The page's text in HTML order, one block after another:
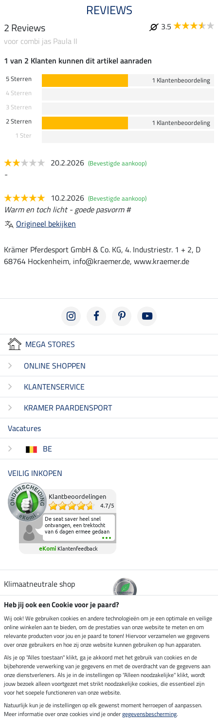
REVIEWS
2 Reviews
3.5
voor combi jas Paula II
1 van 2 Klanten kunnen dit artikel aanraden
5 Sterren
1 Klantenbeoordeling
4 Sterren
3 Sterren
2 Sterren
1 Klantenbeoordeling
1 Ster
20.2.2026 (Bevestigde aankoop)
-
10.2.2026 (Bevestigde aankoop)
Warm en toch licht - goede pasvorm #
Origineel bekijken
Krämer Pferdesport GmbH & Co. KG, 4. Industriestr. 1 + 2, D
68764 Hockenheim, info@kraemer.de, www.kraemer.de
MEGA STORES
ONLINE SHOPPEN
KLANTENSERVICE
KRAMER PAARDENSPORT
Vacatures
BE
VEILIG INKOPEN
Klantbeoordelingen
4.7/5
De seat saver heel snel
ontvangen, een trektocht
van 6 dagen ermee gedaan
en deze heeft de beproeving
fantastisch doorstaan.
Heerlijk zacht om op te
elkaar in het zadel.
eKomi Klantenfeedback
Klimaatneutrale shop
Verzending per
Veilig betalen met
Impressum
Heb jij ook een Cookie voor je paard?
Wij ook! We gebruiken cookies en andere technologieën om je een optimale en veilige
online winkelen aan te bieden, om de prestaties van onze website te meten en om
relevante producten voor jou en je paard te tonen! Hiervoor verzamelen we gegevens
over onze gebruikers en hoe zij onze website kunnen gebruiken op hun apparaten.
Als je op "Alles toestaan" klikt, ga je akkoord met het gebruik van cookies en de
bijbehorende verwerking van je gegevens en met de overdracht van de gegevens aan
onze dienstverleners. Als je in de instellingen op "Alleen noodzakelijke" klikt, wordt
jouw bezoek alleen voortgezet met strikt noodzakelijke cookies, die essentieel zijn
voor het soepele functioneren van onze website.
Natuurlijk kun je de instellingen op elk gewenst moment herroepen of aanpassen.
Meer informatie over onze cookies vind je ondergegevensbescherming.